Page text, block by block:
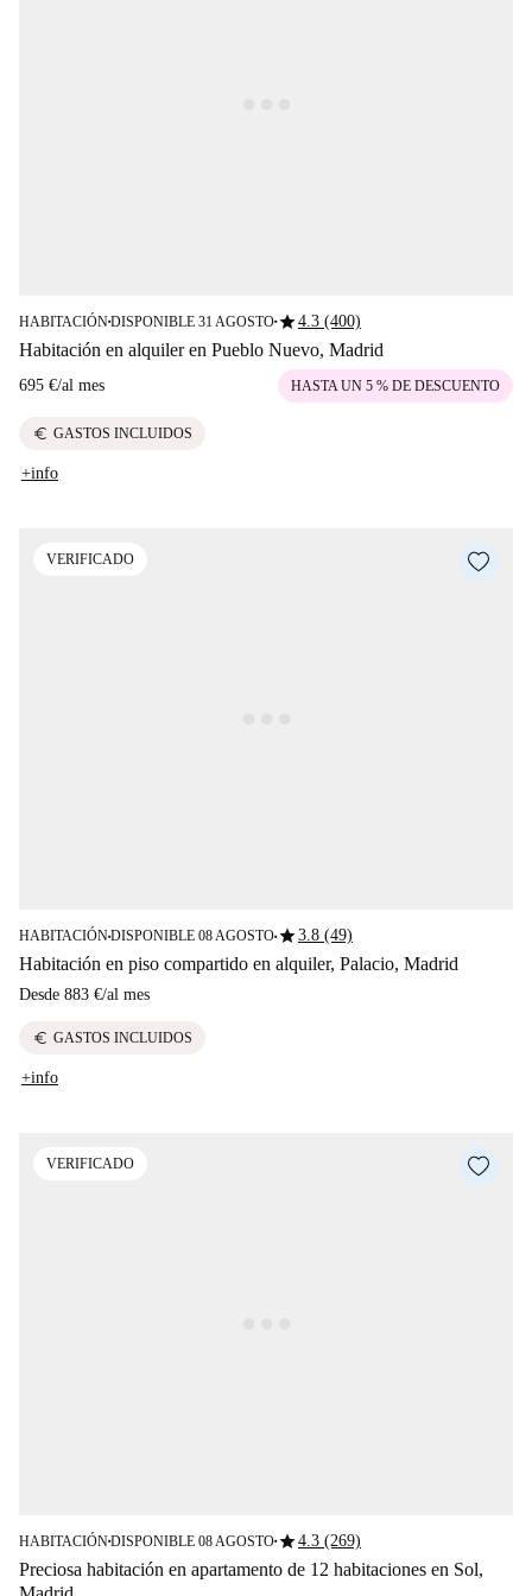
HABITACIÓN■DISPONIBLE 31 AGOSTO■star4.3 (400)
Habitación en alquiler en Pueblo Nuevo, Madrid
695 €/al mes HASTA UN 5 % DE DESCUENTO
euro GASTOS INCLUIDOS
+info
VERIFICADO
HABITACIÓN■DISPONIBLE 08 AGOSTO■star3.8 (49)
Habitación en piso compartido en alquiler, Palacio, Madrid
Desde 883 €/al mes
euro GASTOS INCLUIDOS
+info
VERIFICADO
HABITACIÓN■DISPONIBLE 08 AGOSTO■star4.3 (269)
Preciosa habitación en apartamento de 12 habitaciones en Sol,